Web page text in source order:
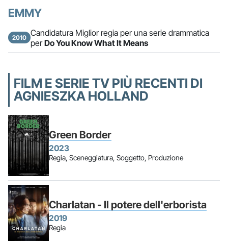
EMMY
2010 Candidatura Miglior regia per una serie drammatica
perDo You Know What It Means
FILM E SERIE TV PIÙ RECENTI DI
AGNIESZKA HOLLAND
Green Border
2023
Regia, Sceneggiatura, Soggetto, Produzione
Charlatan - Il potere dell'erborista
2019
Regia